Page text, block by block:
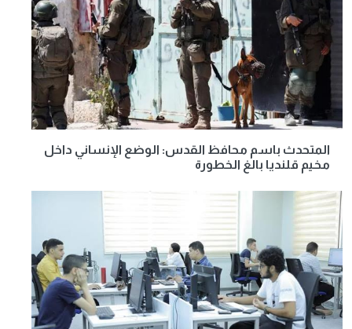
المتحدث باسم محافظ القدس: الوضع الإنساني داخل
مخيم قلنديا بالغ الخطورة